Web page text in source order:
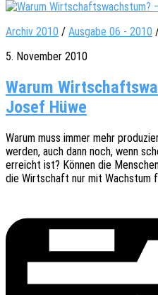
Archiv 2010 / Ausgabe 06 - 2010
5. November 2010
Warum
Josef Hüwe
Warum muss immer mehr
werden, auch dann noch, wenn
erreicht ist? Können die
die Wirt­schaft nur mit Wachs­tum